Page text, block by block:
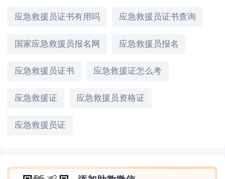
应急救援员证书有用吗 应急救援员证书查询
国家应急救援员报名网 应急救援员报名
应急救援员证书 应急救援证怎么考
应急救援证 应急救援员资格证
应急救援员证